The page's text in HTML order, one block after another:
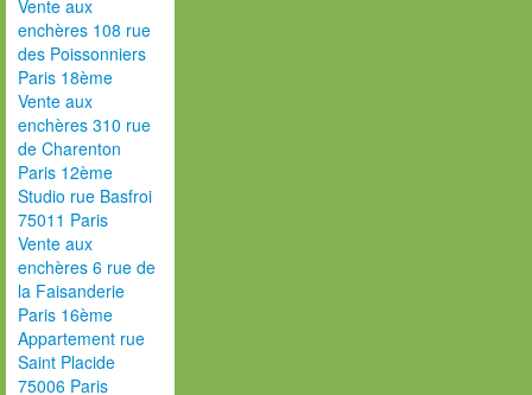
Vente aux
enchères 108 rue
des Poissonniers
Paris 18ème
Vente aux
enchères 310 rue
de Charenton
Paris 12ème
Studio rue Basfroi
75011 Paris
Vente aux
enchères 6 rue de
la Faisanderie
Paris 16ème
Appartement rue
Saint Placide
75006 Paris